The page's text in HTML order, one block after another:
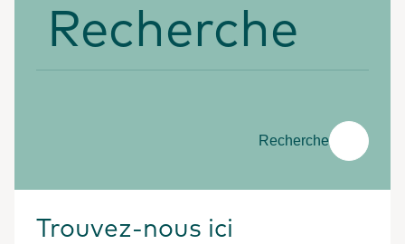
Recherche
Recherche
Trouvez-nous ici